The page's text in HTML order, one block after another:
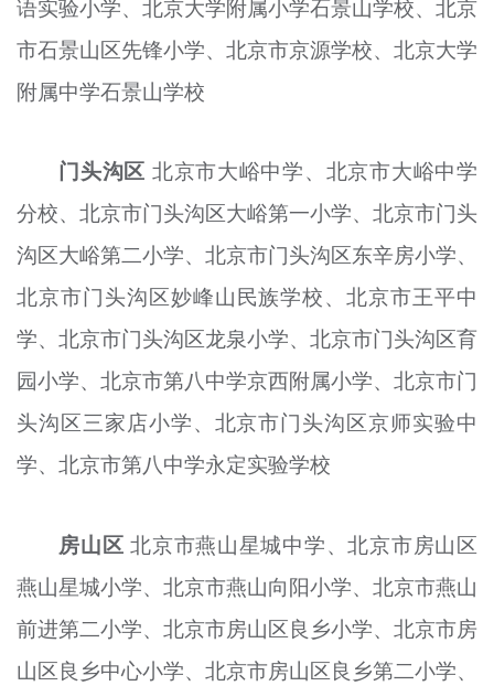
语实验小学、北京大学附属小学石景山学校、北京
市石景山区先锋小学、北京市京源学校、北京大学
附属中学石景山学校
门头沟区 北京市大峪中学、北京市大峪中学
分校、北京市门头沟区大峪第一小学、北京市门头
沟区大峪第二小学、北京市门头沟区东辛房小学、
北京市门头沟区妙峰山民族学校、北京市王平中
学、北京市门头沟区龙泉小学、北京市门头沟区育
园小学、北京市第八中学京西附属小学、北京市门
头沟区三家店小学、北京市门头沟区京师实验中
学、北京市第八中学永定实验学校
房山区 北京市燕山星城中学、北京市房山区
燕山星城小学、北京市燕山向阳小学、北京市燕山
前进第二小学、北京市房山区良乡小学、北京市房
山区良乡中心小学、北京市房山区良乡第二小学、